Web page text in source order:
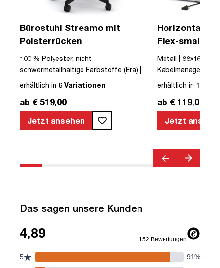
Bürostuhl Streamo mit
Polsterrücken
100 % Polyester, nicht
schwermetallhaltige Farbstoffe (Era) |
Textil | Schwarz | Schwarz | Drehstuhl |
Streamo | bis zu 120 kg | TÜV©
geprüfte Sicherheit | Quality Office© |
TÜV© geprüfte Ergonomie | TÜV©
erhältlich in 6 Variationen
ab € 519,00
Jetzt ansehen
Horizontaler
Flex-small +
Kabelführung
Steckdose
Metall |
erhältlich in 12
ab € 119,00
Jetzt
Das sagen unsere Kunden